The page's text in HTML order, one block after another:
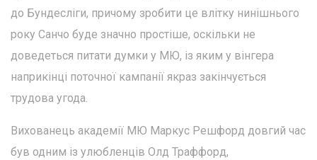
до Бундесліги, причому зробити це влітку нинішнього
року Санчо буде значно простіше, оскільки не
доведеться питати думки у МЮ, із яким у вінгера
наприкінці поточної кампанії якраз закінчується
трудова угода.
Вихованець академії МЮ Маркус Решфорд довгий час
був одним із улюбленців Олд Траффорд,